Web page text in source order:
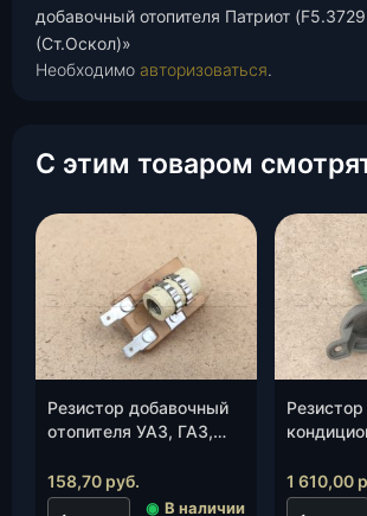
добавочный отопителя Патриот
(Ст.Оскол)»
Необходимо авторизоваться.
С этим товаром
Резистор добавочный
отопителя УАЗ, ГАЗ,
(Ст.Оскол), шт.
158,70 руб.
◉ В наличии
3729020-
00/
1 610,00